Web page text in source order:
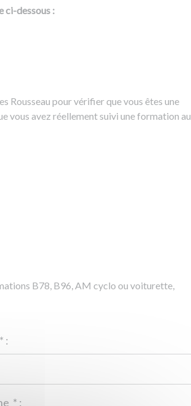
ci-dessous :
Rousseau pour vérifier que vous êtes une
vous avez réellement suivi une formation au
B78, B96, AM cyclo ou voiturette,
* :
* :